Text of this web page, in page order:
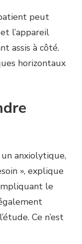
peut
l’appareil
assis à côté.
horizontaux
un anxiolytique,
», explique
le
Ce n’est